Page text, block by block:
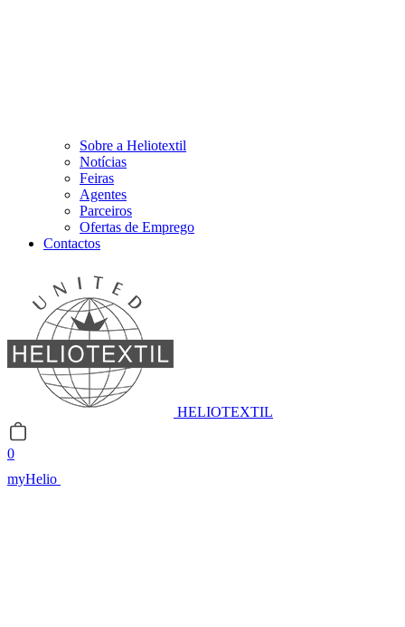
Sobre a Heliotextil
Notícias
Feiras
Agentes
Parceiros
Ofertas de Emprego
Contactos
HELIOTEXTIL
0
myHelio